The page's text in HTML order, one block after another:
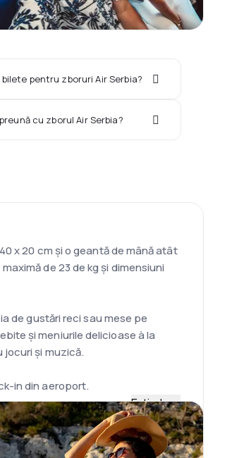
pentru zboruri Air Serbia?
cu zborul Air Serbia?
x 20 cm și o geantă de mână atât
de 23 de kg și dimensiuni
de gustări reci sau mese pe
și meniurile delicioase à la
și muzică.
in din aeroport.
2 ATR 72-500.
aprilie. Este situat la 18 km vest
Extinde